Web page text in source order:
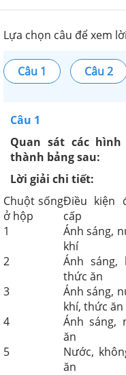
Lựa chọn câu để xem
Câu 1 Câu 2
Câu 1
Quan sát các hình
thành bảng sau:
Lời giải chi tiết:
Chuột sống
ở hộp
Điều kiện
cấp
1
Ánh sáng,
khí
2
Ánh sáng,
thức ăn
3
Ánh sáng,
khí, thức ăn
4
Ánh sáng,
ăn
5
Nước,
ăn